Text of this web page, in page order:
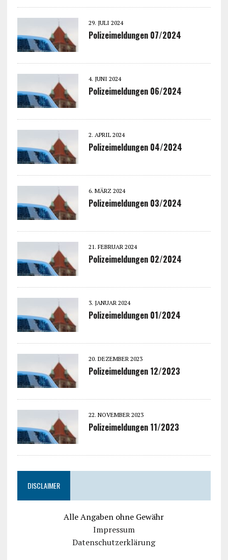
29. JULI 2024
Polizeimeldungen 07/2024
4. JUNI 2024
Polizeimeldungen 06/2024
2. APRIL 2024
Polizeimeldungen 04/2024
6. MÄRZ 2024
Polizeimeldungen 03/2024
21. FEBRUAR 2024
Polizeimeldungen 02/2024
3. JANUAR 2024
Polizeimeldungen 01/2024
20. DEZEMBER 2023
Polizeimeldungen 12/2023
22. NOVEMBER 2023
Polizeimeldungen 11/2023
DISCLAIMER
Alle Angaben ohne Gewähr
Impressum
Datenschutzerklärung